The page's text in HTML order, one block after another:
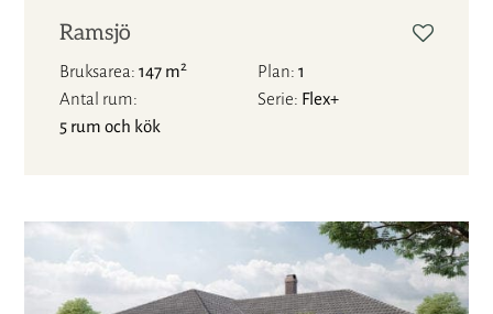
Ramsjö
Bruksarea 147 m2 Plan 1
Antal rum
5 rum och kök
Serie Flex+